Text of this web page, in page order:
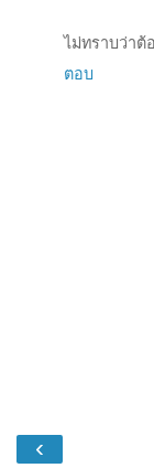
ไม่ทราบว่าต้
ตอบ
‹